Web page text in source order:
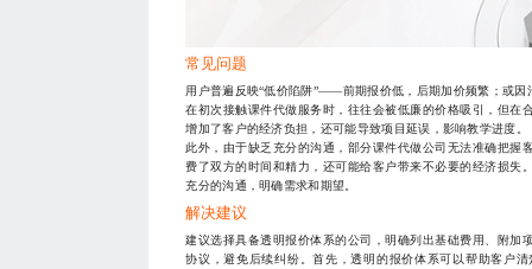
常见问题
用户普遍反映“低价陷阱”——前期报价低，后期加价频繁；或
在初次接触课件代做服务时，往往会被低廉的价格吸引，但在
增加了客户的经济负担，还可能导致项目延误，影响教学进度。
此外，由于缺乏充分的沟通，部分课件代做公司无法准确把握
费了双方的时间和精力，还可能给客户带来不必要的经济损失
充分的沟通，明确需求和期望。
解决建议
建议选择具备透明报价体系的公司，明确列出基础费用、附加
协议，避免后续纠纷。首先，透明的报价体系可以帮助客户